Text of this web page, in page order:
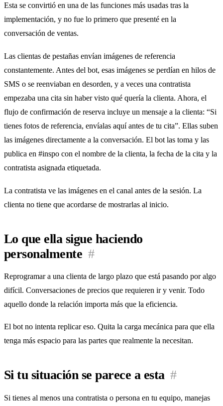
Esta se convirtió en una de las funciones más usadas tras la
implementación, y no fue lo primero que presenté en la
conversación de ventas.
Las clientas de pestañas envían imágenes de referencia
constantemente. Antes del bot, esas imágenes se perdían en hilos de
SMS o se reenviaban en desorden, y a veces una contratista
empezaba una cita sin haber visto qué quería la clienta. Ahora, el
flujo de confirmación de reserva incluye un mensaje a la clienta: “Si
tienes fotos de referencia, envíalas aquí antes de tu cita”. Ellas suben
las imágenes directamente a la conversación. El bot las toma y las
publica en #inspo con el nombre de la clienta, la fecha de la cita y la
contratista asignada etiquetada.
La contratista ve las imágenes en el canal antes de la sesión. La
clienta no tiene que acordarse de mostrarlas al inicio.
Lo que ella sigue haciendo
personalmente #
Reprogramar a una clienta de largo plazo que está pasando por algo
difícil. Conversaciones de precios que requieren ir y venir. Todo
aquello donde la relación importa más que la eficiencia.
El bot no intenta replicar eso. Quita la carga mecánica para que ella
tenga más espacio para las partes que realmente la necesitan.
Si tu situación se parece a esta #
Si tienes al menos una contratista o persona en tu equipo, manejas